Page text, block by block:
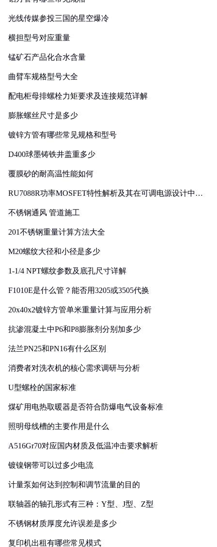
光线传媒参投三国的星空爆冷
横担型号对应重量
锰矿石产品化合水含量
曲臂车规格型号大全
配电柜母排螺栓力矩要求及连接规范详解
膨胀螺丝尺寸是多少
镀锌方管有哪些常见规格和型号
D400球墨铸铁井盖重多少
覆膜砂的耐高温性能如何
RU7088R功率MOSFET特性解析及其在可调电源设计中的
不锈钢通风 管道施工
201不锈钢重量计算方法大全
M20螺纹大径和小径是多少
1-1/4 NPT螺纹参数及底孔尺寸详解
F1010E是什么管？能否用3205或3505代换
20x40x2镀锌方管单米重量计算与应用分析
抗渗混凝土中P6和P8膨胀剂分别加多少
法兰PN25和PN16有什么区别
消费者对洗衣机的核心需求调研与分析
U型螺栓的国家标准
煤矿用电热取暖器是否符合防爆电气设备标准
照明母线槽的主要作用是什么
A516Gr70对应国内材质及低温冲击要求解析
镀镍钢带可以过多少电流
计量泵如何达到控制和调节流量的目的
联轴器的轴孔形式有三种：Y型、J型、Z型
不锈钢材质厚度允许误差是多少
复印机出租有哪些常见模式